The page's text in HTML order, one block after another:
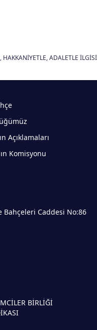
ADALETLE
Açıklamaları
Komisyonu
BİRLİĞİ
Bahçeleri Caddesi No:86